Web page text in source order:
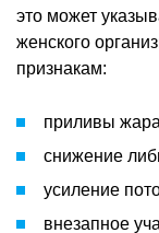
это может
женского
признакам:
приливы
снижение
усиление
внезапное